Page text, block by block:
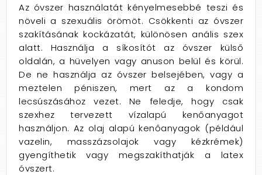
Az óvszer használatát kényelmesebbé teszi és
növeli a szexuális örömöt. Csökkenti az óvszer
szakításának kockázatát, különösen anális szex
alatt. Használja a síkosítót az óvszer külső
oldalán, a hüvelyen vagy anuson belül és körül.
De ne használja az óvszer belsejében, vagy a
meztelen péniszen, mert az a kondom
lecsúszásához vezet. Ne feledje, hogy csak
szexhez tervezett vízalapú kenőanyagot
használjon. Az olaj alapú kenőanyagok (például
vazelin, masszázsolajok vagy kézkrémek)
gyengíthetik vagy megszakíthatják a latex
óvszert.